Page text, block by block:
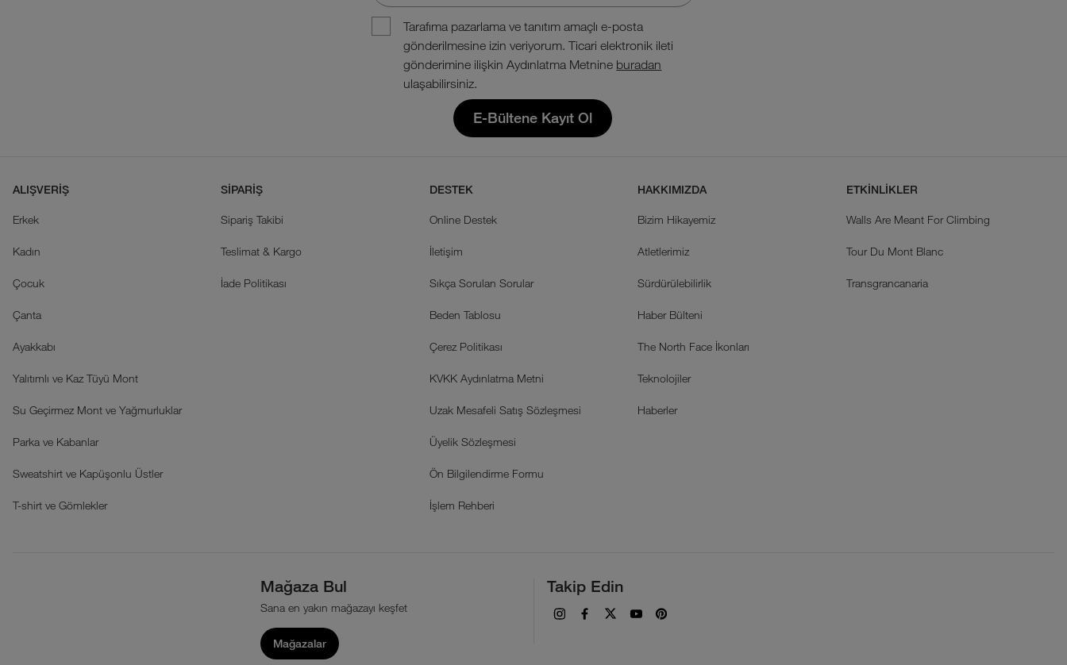
Tarafıma pazarlama ve tanıtım amaçlı e-posta
gönderilmesine izin veriyorum. Ticari elektronik ileti
gönderimine ilişkin Aydınlatma Metnine buradan
ulaşabilirsiniz.
E-Bültene Kayıt Ol
ALIŞVERİŞ
Erkek
Kadın
Çocuk
Çanta
Ayakkabı
Yalıtımlı ve Kaz Tüyü Mont
Su Geçirmez Mont ve Yağmurluklar
Parka ve Kabanlar
Sweatshirt ve Kapüşonlu Üstler
T-shirt ve Gömlekler
SİPARİŞ
Sipariş Takibi
Teslimat & Kargo
İade Politikası
DESTEK
Online Destek
İletişim
Sıkça Sorulan Sorular
Beden Tablosu
Çerez Politikası
KVKK Aydınlatma Metni
Uzak Mesafeli Satış Sözleşmesi
Üyelik Sözleşmesi
Ön Bilgilendirme Formu
İşlem Rehberi
HAKKIMIZDA
Bizim Hikayemiz
Atletlerimiz
Sürdürülebilirlik
Haber Bülteni
The North Face İkonları
Teknolojiler
Haberler
ETKİNLİKLER
Walls Are Meant For Climbing
Tour Du Mont Blanc
Transgrancanaria
Mağaza Bul
Sana en yakın mağazayı keşfet
Mağazalar
Takip Edin